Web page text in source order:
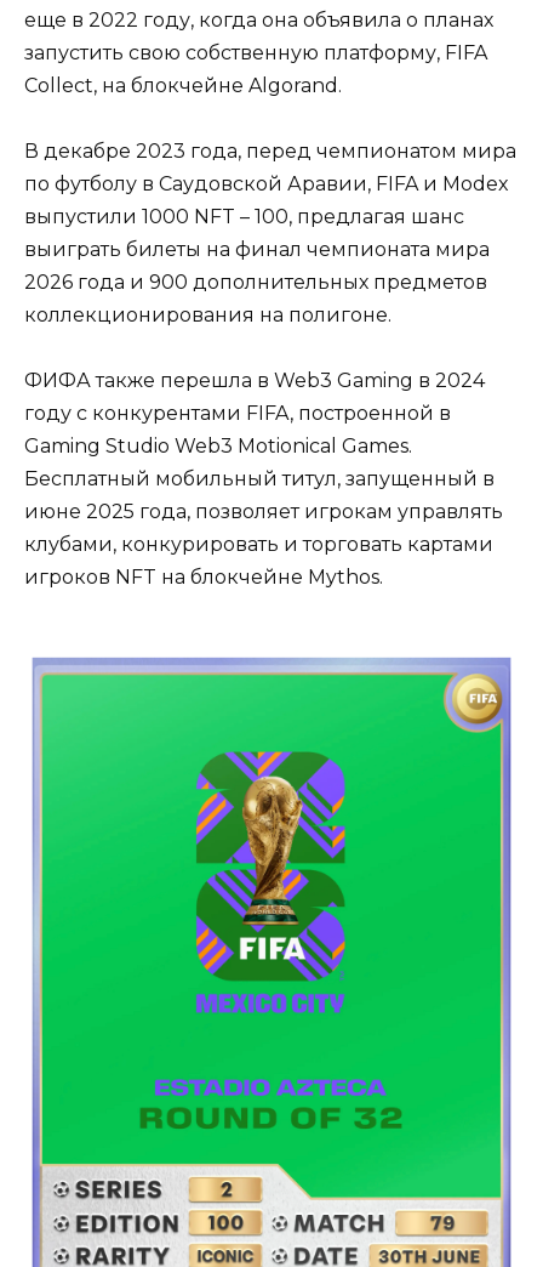
еще в 2022 году, когда она объявила о планах
запустить свою собственную платформу, FIFA
Collect, на блокчейне Algorand.
В декабре 2023 года, перед чемпионатом мира
по футболу в Саудовской Аравии, FIFA и Modex
выпустили 1000 NFT – 100, предлагая шанс
выиграть билеты на финал чемпионата мира
2026 года и 900 дополнительных предметов
коллекционирования на полигоне.
ФИФА также перешла в Web3 Gaming в 2024
году с конкурентами FIFA, построенной в
Gaming Studio Web3 Motionical Games.
Бесплатный мобильный титул, запущенный в
июне 2025 года, позволяет игрокам управлять
клубами, конкурировать и торговать картами
игроков NFT на блокчейне Mythos.